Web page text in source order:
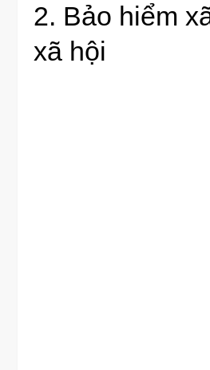
2. Bảo hiểm
xã hội